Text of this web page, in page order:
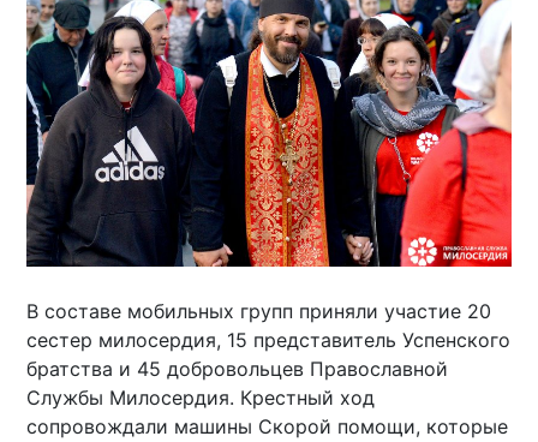
В составе мобильных групп приняли участие 20
сестер милосердия, 15 представитель Успенского
братства и 45 добровольцев Православной
Службы Милосердия. Крестный ход
сопровождали машины Скорой помощи, которые